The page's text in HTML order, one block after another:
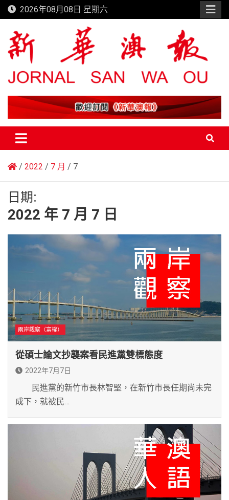
Skip
to
content
2026年08月08日 星期六
新華澳報
2022 7 月 7
日期:
2022 年 7 月 7 日
兩岸觀察（富權）
從碩士論文抄襲案看民進黨雙標態度
2022年7月7日
民進黨的新竹市長林智堅，在新竹市長任期尚未完
成下，就被民…